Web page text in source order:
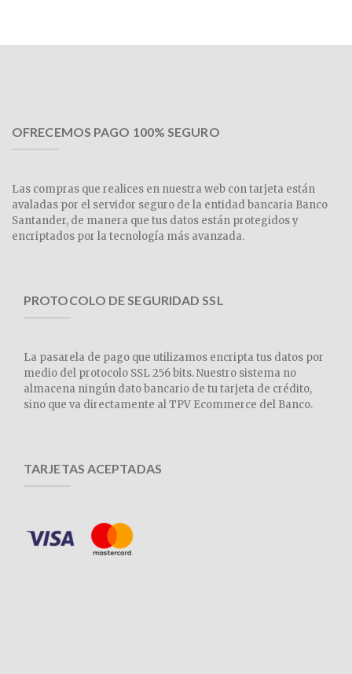
OFRECEMOS PAGO 100% SEGURO
Las compras que realices en nuestra web con tarjeta están
avaladas por el servidor seguro de la entidad bancaria Banco
Santander, de manera que tus datos están protegidos y
encriptados por la tecnología más avanzada.
PROTOCOLO DE SEGURIDAD SSL
La pasarela de pago que utilizamos encripta tus datos por
medio del protocolo SSL 256 bits. Nuestro sistema no
almacena ningún dato bancario de tu tarjeta de crédito,
sino que va directamente al TPV Ecommerce del Banco.
TARJETAS ACEPTADAS